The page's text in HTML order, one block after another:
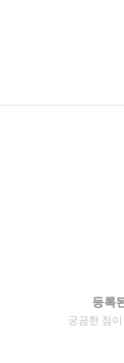
등록
궁금한 점